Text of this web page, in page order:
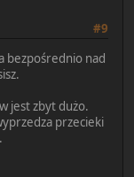
#9
bezpośrednio nad
jest zbyt dużo.
przecieki